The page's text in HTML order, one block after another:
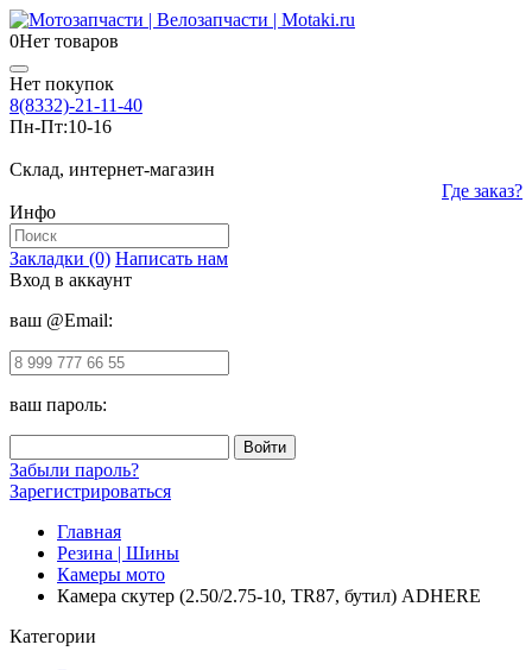
0Нет товаров
Нет покупок
8(8332)-21-11-40
Пн-Пт:10-16
Склад, интернет-магазин
Где заказ?
Инфо
Закладки (0) Написать нам
Вход в аккаунт
ваш @Email:
ваш пароль:
Забыли пароль?
Зарегистрироваться
Главная
Резина | Шины
Камеры мото
Камера скутер (2.50/2.75-10, TR87, бутил) ADHERE
Категории